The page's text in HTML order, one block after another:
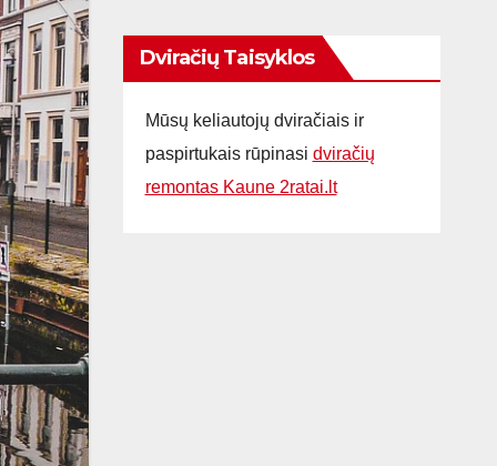
Dviračių Taisyklos
Mūsų keliautojų dviračiais ir
paspirtukais rūpinasi dviračių
remontas Kaune 2ratai.lt